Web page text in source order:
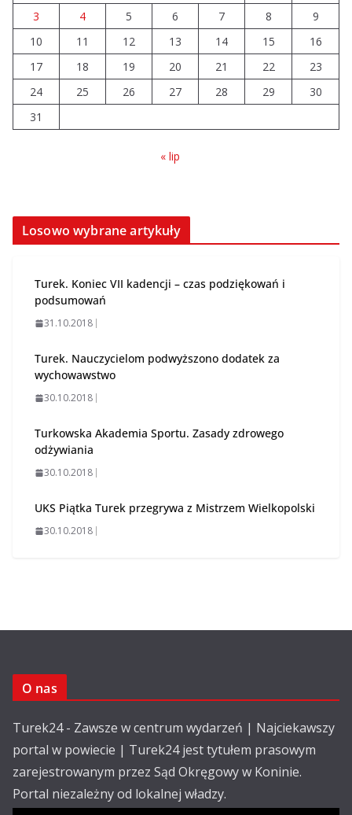
Prawie 20 tys. zł dla dyrektora
szpitala. Podwyżka mimo
finansowych problemów
04.08.2026
3
4 5 6 7 8
9
10
11 12 13 14 15
16
17
18 19 20 21 22
23
24
25 26 27 28 29
30
31
« lip
Losowo wybrane artykuły
Turek. Koniec VII kadencji – czas podziękowań i
podsumowań
31.10.2018
Turek. Nauczycielom podwyższono dodatek za
wychowawstwo
30.10.2018
Turkowska Akademia Sportu. Zasady zdrowego
odżywiania
30.10.2018
UKS Piątka Turek przegrywa z Mistrzem Wielkopolski
30.10.2018
O nas
Turek24 - Zawsze w centrum wydarzeń | Najciekawszy
portal w powiecie | Turek24 jest tytułem prasowym
zarejestrowanym przez Sąd Okręgowy w Koninie.
Portal niezależny od lokalnej władzy.